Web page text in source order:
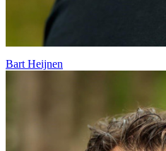
Bart Heijnen